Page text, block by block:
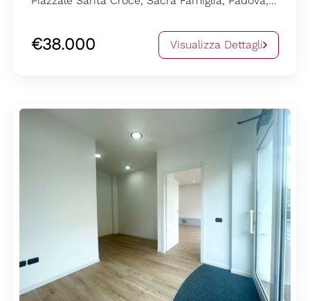
€38.000 Visualizza Dettagli